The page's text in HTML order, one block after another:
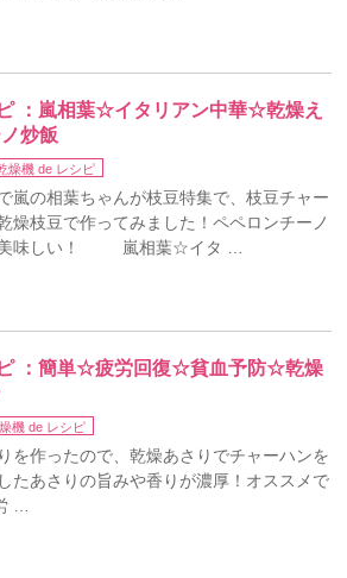
：嵐相葉☆イタリアン中華☆乾燥え
炒飯
燥機 de レシピ
嵐の相葉ちゃんが枝豆特集で、枝豆チャー
燥枝豆で作ってみました！ペペロンチーノ
美味しい！ 嵐相葉☆イタ …
：簡単☆疲労回復☆貧血予防☆乾燥
機 de レシピ
を作ったので、乾燥あさりでチャーハンを
たあさりの旨みや香りが濃厚！オススメで
…